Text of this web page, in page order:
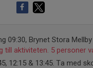
09:30, Brynet Stora Mellby
till aktiviteten. 5 personer
12:15 & 13:45. Ta med